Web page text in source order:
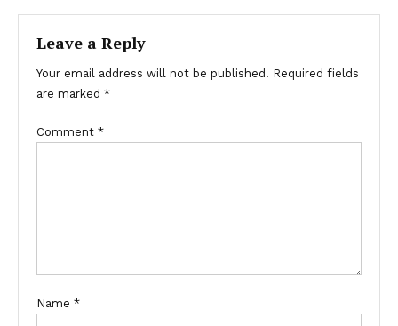
Leave a Reply
Your email address will not be published. Required fields
are marked *
Comment *
Name *